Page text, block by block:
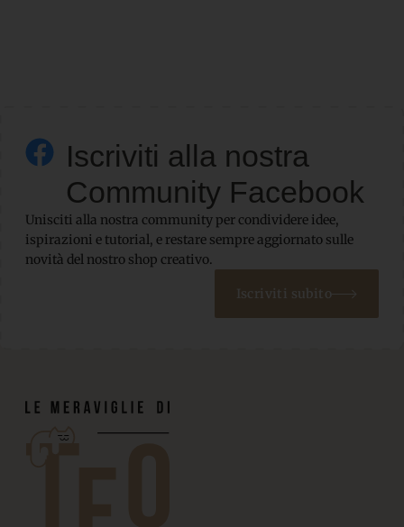
Iscriviti alla nostra
Community Facebook
Unisciti alla nostra community per condividere idee,
ispirazioni e tutorial, e restare sempre aggiornato sulle
novità del nostro shop creativo.
Iscriviti subito